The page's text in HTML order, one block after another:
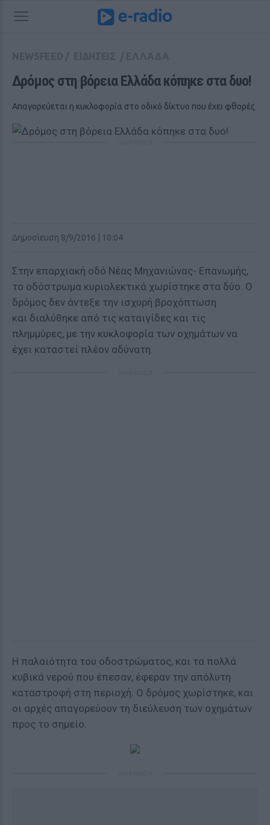
Δρόμος στη βόρεια Ελλάδα κόπηκε στα δυο!
Απαγορεύεται η κυκλοφορία στο οδικό δίκτυο που έχει φθορές
Δημοσίευση 8/9/2016 | 10:04
Στην επαρχιακή οδό Νέας Μηχανιώνας- Επανωμής,
το οδόστρωμα κυριολεκτικά χωρίστηκε στα δύο. Ο
δρόμος δεν άντεξε την ισχυρή βροχόπτωση
και διαλύθηκε από τις καταιγίδες και τις
πλημμύρες, με την κυκλοφορία των οχημάτων να
έχει καταστεί πλέον αδύνατη.
Η παλαιότητα του οδοστρώματος, και τα πολλά
κυβικά νερού που έπεσαν, έφεραν την απόλυτη
καταστροφή στη περιοχή. Ο δρόμος χωρίστηκε, και
οι αρχές απαγορεύουν τη διεύλευση των οχημάτων
προς το σημείο.